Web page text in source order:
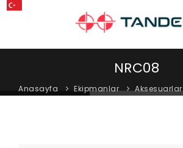
ANA SAYFA
NRC08
Anasayfa Ekipmanlar Aksesuarlar